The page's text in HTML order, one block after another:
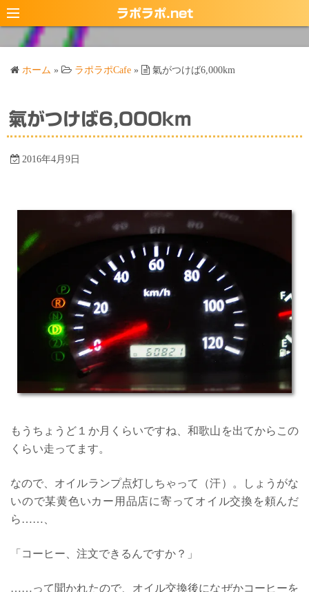
コ
ン
ス
キ
ラポラポ.net
ホーム » ラポラポCafe » 氣がつけば6,000km
氣がつけば6,000km
2016年4月9日
もうちょうど１か月くらいですね、和歌山を出てからこの
くらい走ってます。
なので、オイルランプ点灯しちゃって（汗）。しょうがな
いので某黄色いカー用品店に寄ってオイル交換を頼んだ
ら……、
「コーヒー、注文できるんですか？」
……って聞かれたので、オイル交換後になぜかコーヒーを